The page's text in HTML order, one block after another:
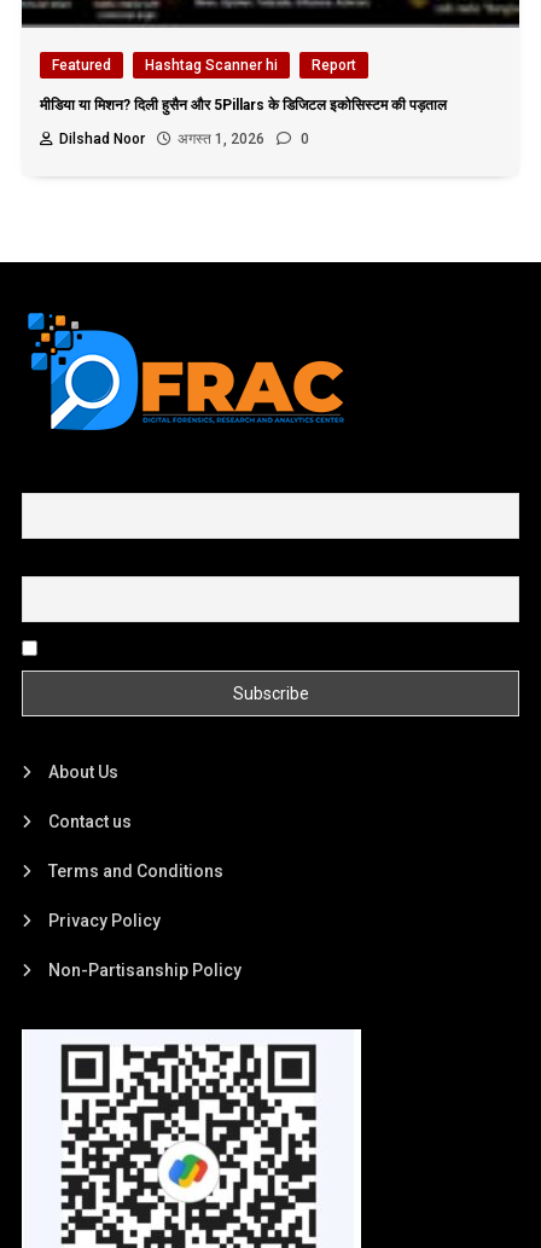
Featured Hashtag Scanner hi Report
मीडिया या मिशन? दिली हुसैन और 5Pillars के डिजिटल इकोसिस्टम की पड़ताल
Dilshad Noor
अगस्त 1, 2026 0
About Us
Contact us
Terms and Conditions
Privacy Policy
Non-Partisanship Policy